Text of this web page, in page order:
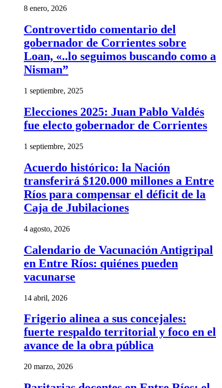
8 enero, 2026
Controvertido comentario del
gobernador de Corrientes sobre
Loan, «..lo seguimos buscando como a
Nisman”
1 septiembre, 2025
Elecciones 2025: Juan Pablo Valdés
fue electo gobernador de Corrientes
1 septiembre, 2025
Acuerdo histórico: la Nación
transferirá $120.000 millones a Entre
Ríos para compensar el déficit de la
Caja de Jubilaciones
4 agosto, 2026
Calendario de Vacunación Antigripal
en Entre Ríos: quiénes pueden
vacunarse
14 abril, 2026
Frigerio alinea a sus concejales:
fuerte respaldo territorial y foco en el
avance de la obra pública
20 marzo, 2026